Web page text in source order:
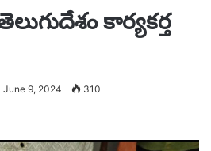
కార్యకర్త
June 9, 2024 310